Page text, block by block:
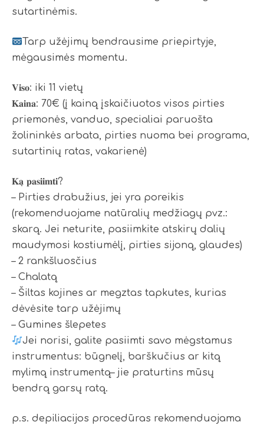
sutartinėmis.
Tarp užėjimų bendrausime priepirtyje,
mėgausimės momentu.
𝐕𝐢𝐬𝐨: iki 11 vietų
𝐊𝐚𝐢𝐧𝐚: 70€ (į kainą įskaičiuotos visos pirties
priemonės, vanduo, specialiai paruošta
žolininkės arbata, pirties nuoma bei programa,
sutartinių ratas, vakarienė)
𝐊𝐚̨ 𝐩𝐚𝐬𝐢𝐢𝐦𝐭𝐢?
– Pirties drabužius, jei yra poreikis
(rekomenduojame natūralių medžiagų pvz.:
skarą. Jei neturite, pasiimkite atskirų dalių
maudymosi kostiumėlį, pirties sijoną, glaudes)
– 2 rankšluosčius
– Chalatą
– Šiltas kojines ar megztas tapkutes, kurias
dėvėsite tarp užėjimų
– Gumines šlepetes
Jei norisi, galite pasiimti savo mėgstamus
instrumentus: būgnelį, barškučius ar kitą
mylimą instrumentą– jie praturtins mūsų
bendrą garsų ratą.
p.s. depiliacijos procedūras rekomenduojama